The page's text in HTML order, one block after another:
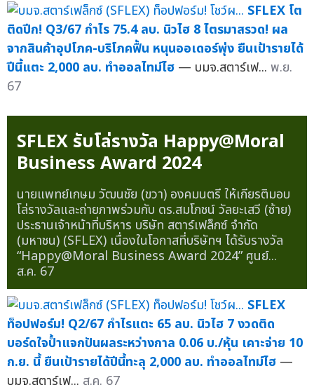
SFLEX โต
ติดปีก! Q3/67 กำไร 75.4 ลบ. นิวไฮ 8 ไตรมาสรวด! ผล
จากสินค้าอุปโภค-บริโภคฟื้น หนุนออเดอร์พุ่ง ยืนเป้ารายได้
ปีนี้แตะ 2,000 ลบ. ทำออลไทม์ไฮ — บมจ.สตาร์เฟ... พ.ย.
67
SFLEX รับโล่รางวัล Happy@Moral
Business Award 2024
นายแพทย์เกษม วัฒนชัย (ขวา) องคมนตรี ให้เกียรติมอบ
โล่รางวัลและถ่ายภาพร่วมกับ ดร.สมโภชน์ วัลยะเสวี (ซ้าย)
ประธานเจ้าหน้าที่บริหาร บริษัท สตาร์เฟล็กซ์ จำกัด
(มหาชน) (SFLEX) เนื่องในโอกาสที่บริษัทฯ ได้รับรางวัล
“Happy@Moral Business Award 2024” ศูนย์...
ส.ค. 67
SFLEX
ท็อปฟอร์ม! Q2/67 กำไรแตะ 65 ลบ. นิวไฮ 7 งวดติด
บอร์ดใจป้ำแจกปันผลระหว่างกาล 0.06 บ./หุ้น เคาะจ่าย 10
ก.ย. นี้ ยืนเป้ารายได้ปีนี้ทะลุ 2,000 ลบ. ทำออลไทม์ไฮ —
บมจ.สตาร์เฟ... ส.ค. 67